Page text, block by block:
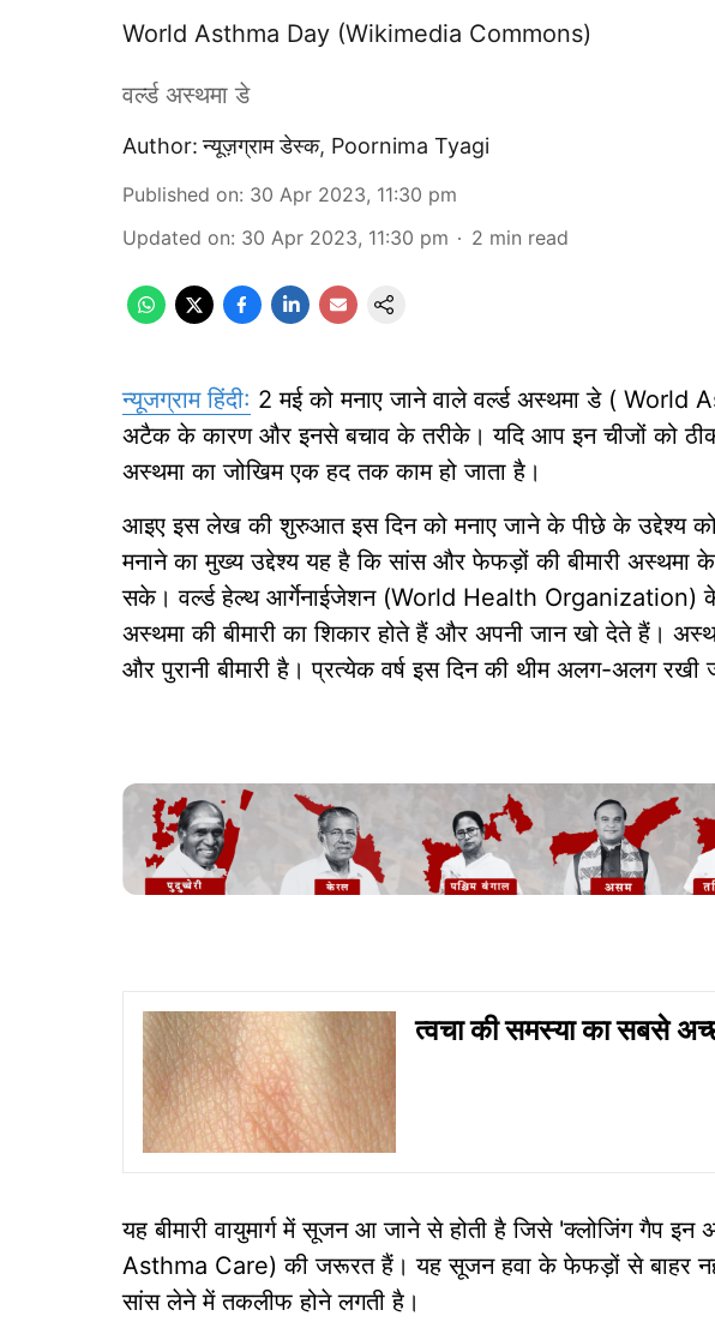
World Asthma Day (Wikimedia Commons)
वर्ल्ड अस्थमा डे
Author: न्यूज़ग्राम डेस्क, Poornima Tyagi
Published on: 30 Apr 2023, 11:30 pm
Updated on: 30 Apr 2023, 11:30 pm 2 min read
न्यूजग्राम हिंदी: 2 मई को मनाए जाने वाले वर्ल्ड अस्थमा डे (
अटैक के कारण और इनसे बचाव के तरीके। यदि आप इन चीजों को
अस्थमा का जोखिम एक हद तक काम हो जाता है।
आइए इस लेख की शुरुआत इस दिन को मनाए जाने के पीछे के उद्देश्य
मनाने का मुख्य उद्देश्य यह है कि सांस और फेफड़ों की बीमारी अस्थमा
सके। वर्ल्ड हेल्थ आर्गेनाईजेशन (World Health Organization) के
अस्थमा की बीमारी का शिकार होते हैं और अपनी जान खो देते हैं।
और पुरानी बीमारी है। प्रत्येक वर्ष इस दिन की थीम अलग-अलग रखी
त्वचा की समस्या का सबसे
यह बीमारी वायुमार्ग में सूजन आ जाने से होती है जिसे 'क्लोजिंग गैप
Asthma Care) की जरूरत हैं। यह सूजन हवा के फेफड़ों से बाहर
सांस लेने में तकलीफ होने लगती है।